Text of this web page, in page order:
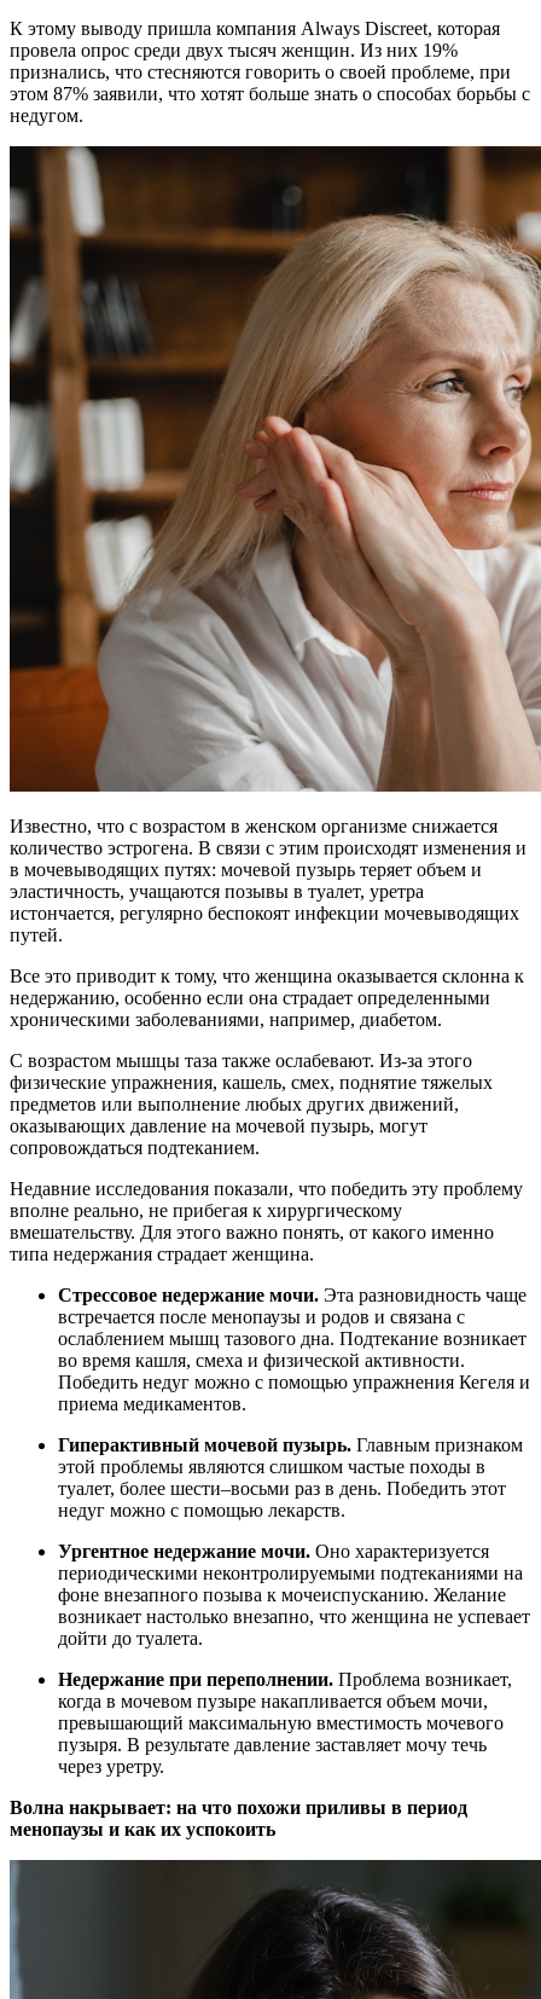
К этому выводу пришла компания Always Discreet, которая
провела опрос среди двух тысяч женщин. Из них 19%
признались, что стесняются говорить о своей проблеме, при
этом 87% заявили, что хотят больше знать о способах борьбы с
недугом.
Известно, что с возрастом в женском организме снижается
количество эстрогена. В связи с этим происходят изменения и
в мочевыводящих путях: мочевой пузырь теряет объем и
эластичность, учащаются позывы в туалет, уретра
истончается, регулярно беспокоят инфекции мочевыводящих
путей.
Все это приводит к тому, что женщина оказывается склонна к
недержанию, особенно если она страдает определенными
хроническими заболеваниями, например, диабетом.
С возрастом мышцы таза также ослабевают. Из-за этого
физические упражнения, кашель, смех, поднятие тяжелых
предметов или выполнение любых других движений,
оказывающих давление на мочевой пузырь, могут
сопровождаться подтеканием.
Недавние исследования показали, что победить эту проблему
вполне реально, не прибегая к хирургическому
вмешательству. Для этого важно понять, от какого именно
типа недержания страдает женщина.
Стрессовое недержание мочи. Эта разновидность чаще
встречается после менопаузы и родов и связана с
ослаблением мышц тазового дна. Подтекание возникает
во время кашля, смеха и физической активности.
Победить недуг можно с помощью упражнения Кегеля и
приема медикаментов.
Гиперактивный мочевой пузырь. Главным признаком
этой проблемы являются слишком частые походы в
туалет, более шести–восьми раз в день. Победить этот
недуг можно с помощью лекарств.
Ургентное недержание мочи. Оно характеризуется
периодическими неконтролируемыми подтеканиями на
фоне внезапного позыва к мочеиспусканию. Желание
возникает настолько внезапно, что женщина не успевает
дойти до туалета.
Недержание при переполнении. Проблема возникает,
когда в мочевом пузыре накапливается объем мочи,
превышающий максимальную вместимость мочевого
пузыря. В результате давление заставляет мочу течь
через уретру.
Волна накрывает: на что похожи приливы в период
менопаузы и как их успокоить